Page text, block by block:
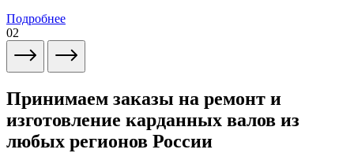
Подробнее
02
Принимаем заказы на ремонт и
изготовление карданных валов из
любых регионов России